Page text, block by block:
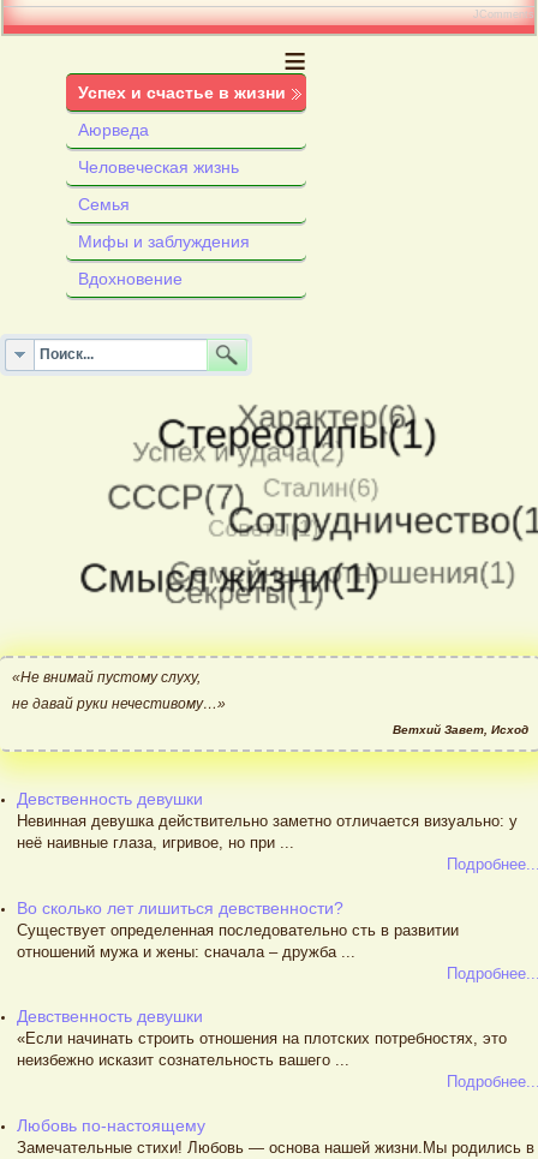
JComments
≡
Успех и счастье в жизни
Аюрведа
Человеческая жизнь
Семья
Мифы и заблуждения
Вдохновение
«Не внимай пустому слуху,
не давай руки нечестивому…»
Ветхий Завет, Исход
Девственность девушки
Невинная девушка действительно заметно отличается визуально: у
неё наивные глаза, игривое, но при ...
Во сколько лет лишиться девственности?
Существует определенная последовательно сть в развитии
отношений мужа и жены: сначала – дружба ...
Девственность девушки
«Если начинать строить отношения на плотских потребностях, это
неизбежно исказит сознательность вашего ...
Любовь по-настоящему
Замечательные стихи! Любовь — основа нашей жизни.Мы родились в